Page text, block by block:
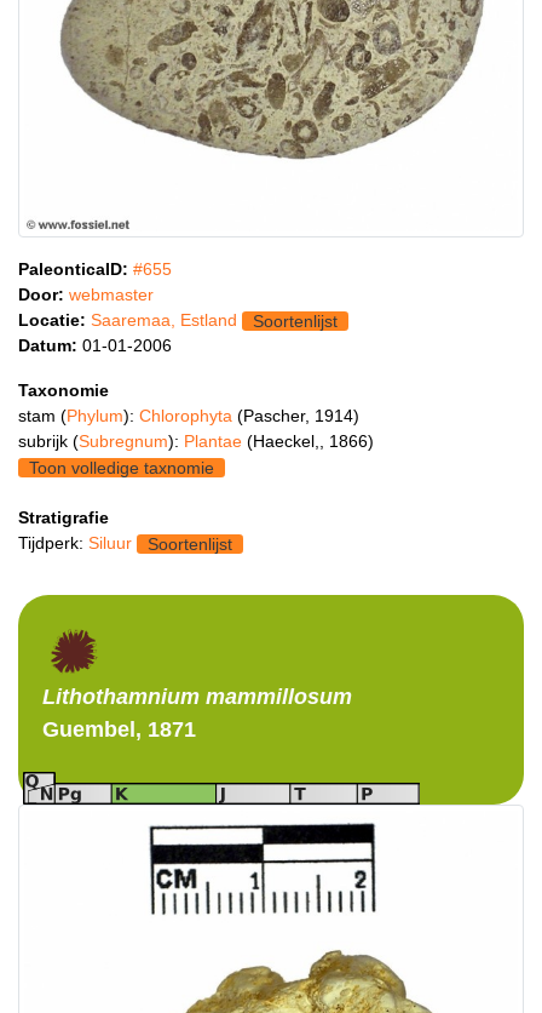
PaleonticaID: #655
Door: webmaster
Locatie: Saaremaa, Estland
Soortenlijst
Datum: 01-01-2006
Taxonomie
stam (Phylum): Chlorophyta (Pascher, 1914)
subrijk (Subregnum): Plantae (Haeckel,, 1866)
Toon volledige taxnomie
Stratigrafie
Tijdperk: Siluur Soortenlijst
Lithothamnium mammillosum
Guembel, 1871